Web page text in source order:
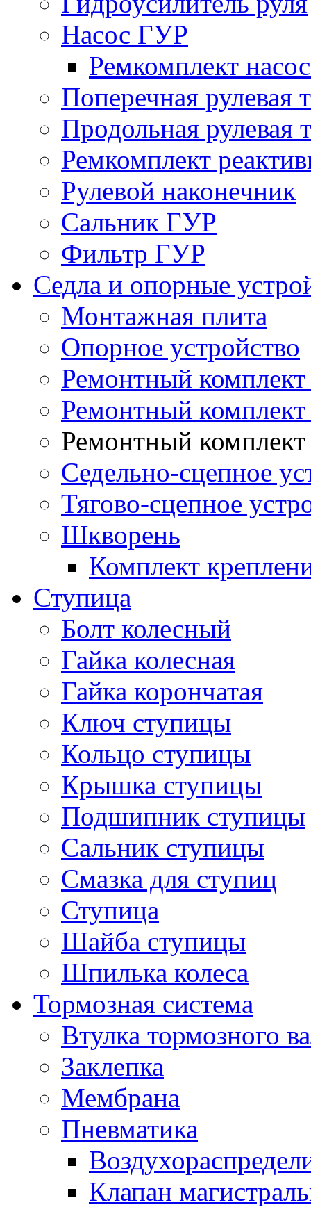
Насос ГУР
Ремкомплект
Поперечная рулевая
Продольная рулевая
Ремкомплект
Рулевой наконечник
Сальник ГУР
Фильтр ГУР
Седла и опорные
Монтажная плита
Опорное устройство
Ремонтный комплект
Ремонтный
Ремонтный комплект
Седельно-сцепное
Тягово-сцепное
Шкворень
Комплект
Ступица
Болт колесный
Гайка колесная
Гайка корончатая
Ключ ступицы
Кольцо ступицы
Крышка ступицы
Подшипник ступицы
Сальник ступицы
Смазка для ступиц
Ступица
Шайба ступицы
Шпилька колеса
Тормозная система
Втулка тормозного
Заклепка
Мембрана
Пневматика
Клапан